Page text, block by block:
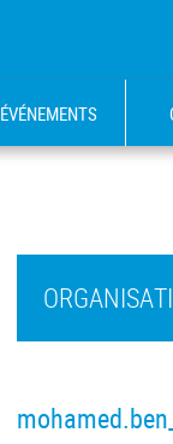
ÉVÉNEMENTS